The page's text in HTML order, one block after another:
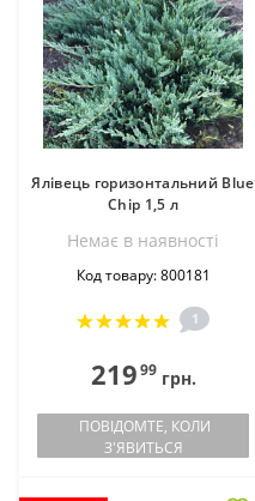
Ялівець горизонтальний Blue
Chip 1,5 л
Немає в наявностi
Код товару: 800181
1
21999грн.
ПОВІДОМТЕ, КОЛИ
З'ЯВИТЬСЯ